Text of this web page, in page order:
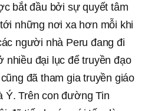
bắt đầu bởi sự quyết tâm
những nơi xa hơn mỗi khi
người nhà Peru đang đi
nhiều đại lục để truyền đạo
đã tham gia truyền giáo
Ý. Trên con đường Tin